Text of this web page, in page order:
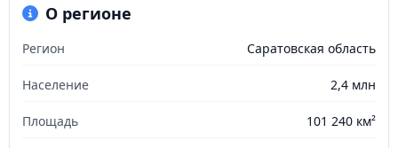
О регионе
Регион Саратовская область
Население 2,4 млн
Площадь 101 240 км²